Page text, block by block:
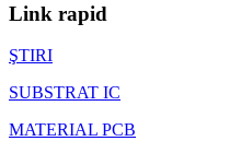
Link rapid
ŞTIRI
SUBSTRAT IC
MATERIAL PCB